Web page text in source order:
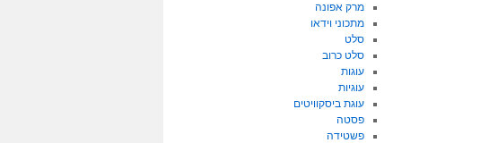
מרק אפונה
מתכוני וידאו
סלט
סלט כרוב
עוגות
עוגיות
עוגת ביסקוויטים
פסטה
פשטידה